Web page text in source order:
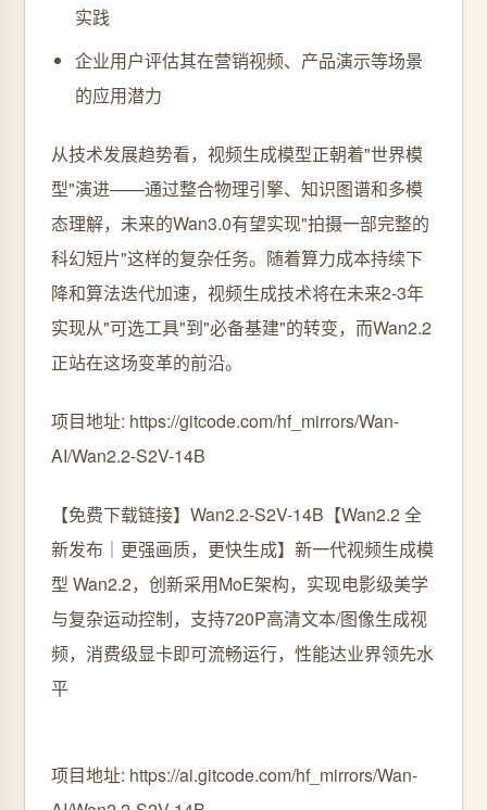
实践
企业用户评估其在营销视频、产品演示等场景
的应用潜力
从技术发展趋势看，视频生成模型正朝着"世界模
型"演进——通过整合物理引擎、知识图谱和多模
态理解，未来的Wan3.0有望实现"拍摄一部完整的
科幻短片"这样的复杂任务。随着算力成本持续下
降和算法迭代加速，视频生成技术将在未来2-3年
实现从"可选工具"到"必备基建"的转变，而Wan2.2
正站在这场变革的前沿。
项目地址: https://gitcode.com/hf_mirrors/Wan-
AI/Wan2.2-S2V-14B
【免费下载链接】Wan2.2-S2V-14B 【Wan2.2 全
新发布｜更强画质，更快生成】新一代视频生成模
型 Wan2.2，创新采用MoE架构，实现电影级美学
与复杂运动控制，支持720P高清文本/图像生成视
频，消费级显卡即可流畅运行，性能达业界领先水
平
项目地址: https://ai.gitcode.com/hf_mirrors/Wan-